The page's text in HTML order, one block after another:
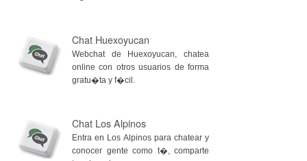
Chat Huexoyucan
Webchat de Huexoyucan, chatea
online con otros usuarios de forma
gratu�ta y f�cil.
Chat Los Alpinos
Entra en Los Alpinos para chatear y
conocer gente como t�, comparte